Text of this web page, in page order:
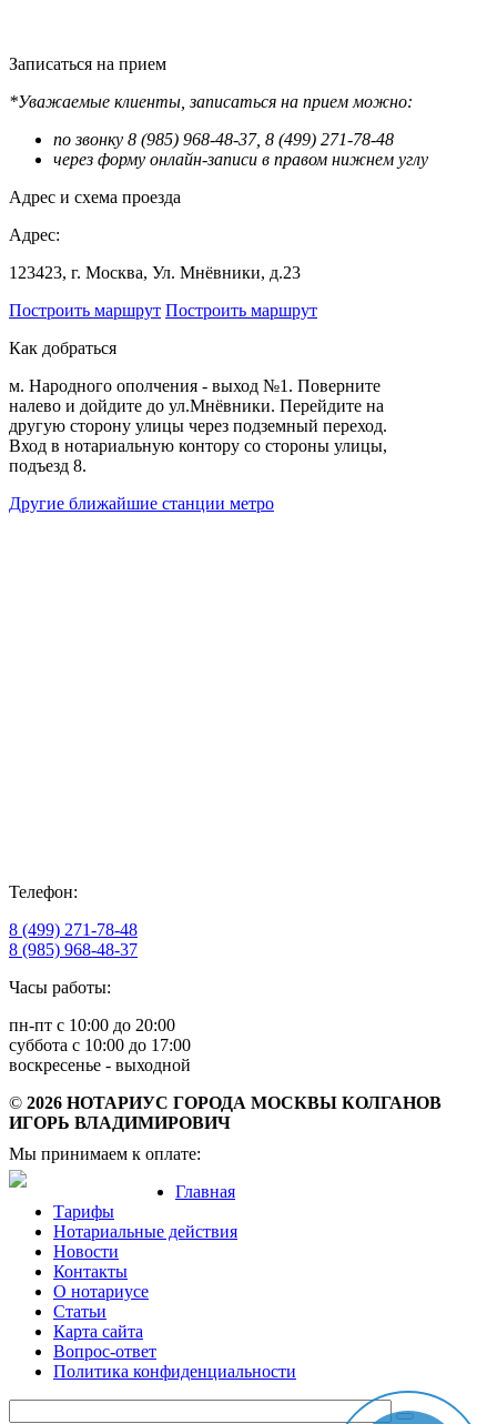
Записаться на прием
*Уважаемые клиенты, записаться на прием можно:
по звонку 8 (985) 968-48-37, 8 (499) 271-78-48
через форму онлайн-записи в правом нижнем углу
Адрес и схема проезда
Адрес:
123423, г. Москва, Ул. Мнёвники, д.23
Построить маршрут Построить маршрут
Как добраться
м. Народного ополчения - выход №1. Поверните
налево и дойдите до ул.Мнёвники. Перейдите на
другую сторону улицы через подземный переход.
Вход в нотариальную контору со стороны улицы,
подъезд 8.
Другие ближайшие станции метро
Телефон:
8 (499) 271-78-48
8 (985) 968-48-37
Часы работы:
пн-пт с 10:00 до 20:00
суббота c 10:00 до 17:00
воскресенье - выходной
© 2026 НОТАРИУС ГОРОДА МОСКВЫ КОЛГАНОВ
ИГОРЬ ВЛАДИМИРОВИЧ
Мы принимаем к оплате:
Главная
Тарифы
Нотариальные действия
Новости
Контакты
О нотариусе
Статьи
Карта сайта
Вопрос-ответ
Политика конфиденциальности